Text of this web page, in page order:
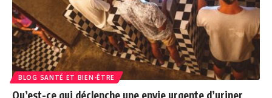
BLOG SANTÉ ET BIEN-ÊTRE
Qu’est-ce qui déclenche une envie urgente d’uriner